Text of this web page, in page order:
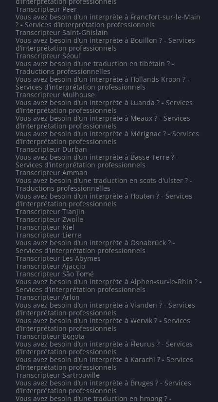
Transcripteur Peer
Vous avez besoin d’un interprète à Francfort-sur-le-Main
? - Services d’interprétation professionnels
Transcripteur Saint-Ghislain
Vous avez besoin d’un interprète à Bouillon ? - Services
d’interprétation professionnels
Transcripteur Séoul
Vous avez besoin d’une traduction en tibétain ? -
Traductions professionnelles
Vous avez besoin d’un interprète à Hollands Kroon ? -
Services d’interprétation professionnels
Transcripteur Mulhouse
Vous avez besoin d’un interprète à Luanda ? - Services
d’interprétation professionnels
Vous avez besoin d’un interprète à Meaux ? - Services
d’interprétation professionnels
Vous avez besoin d’un interprète à Mérignac ? - Services
d’interprétation professionnels
Transcripteur Durban
Vous avez besoin d’un interprète à Basse-Terre ? -
Services d’interprétation professionnels
Transcripteur Amman
Vous avez besoin d’une traduction en scots d'ulster ? -
Traductions professionnelles
Vous avez besoin d’un interprète à Houten ? - Services
d’interprétation professionnels
Transcripteur Tianjin
Transcripteur Zwolle
Transcripteur Kiel
Transcripteur Lierre
Vous avez besoin d’un interprète à Osnabrück ? -
Services d’interprétation professionnels
Transcripteur Les Abymes
Transcripteur Ajaccio
Transcripteur São Tomé
Vous avez besoin d’un interprète à Alphen-sur-le-Rhin ? -
Services d’interprétation professionnels
Transcripteur Arlon
Vous avez besoin d’un interprète à Vianden ? - Services
d’interprétation professionnels
Vous avez besoin d’un interprète à Wervik ? - Services
d’interprétation professionnels
Transcripteur Bogota
Vous avez besoin d’un interprète à Fleurus ? - Services
d’interprétation professionnels
Vous avez besoin d’un interprète à Karachi ? - Services
d’interprétation professionnels
Transcripteur Sartrouville
Vous avez besoin d’un interprète à Bruges ? - Services
d’interprétation professionnels
Vous avez besoin d’une traduction en hmong ? -